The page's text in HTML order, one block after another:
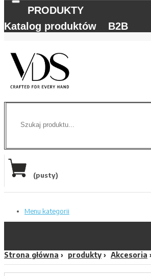
PRODUKTY
Katalog produktów
B2B
(pusty)
Menu kategorii
Strona główna produkty Akcesoria